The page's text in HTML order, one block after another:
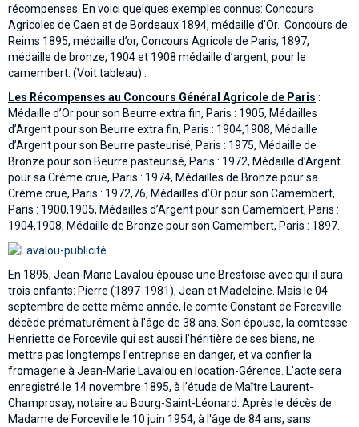
récompenses. En voici quelques exemples connus: Concours
Agricoles de Caen et de Bordeaux 1894, médaille d’Or. Concours de
Reims 1895, médaille d’or, Concours Agricole de Paris, 1897,
médaille de bronze, 1904 et 1908 médaille d’argent, pour le
camembert. (Voit tableau) :
Les Récompenses au Concours Général Agricole de Paris :
Médaille d’Or pour son Beurre extra fin, Paris : 1905, Médailles
d’Argent pour son Beurre extra fin, Paris : 1904,1908, Médaille
d’Argent pour son Beurre pasteurisé, Paris : 1975, Médaille de
Bronze pour son Beurre pasteurisé, Paris : 1972, Médaille d’Argent
pour sa Crème crue, Paris : 1974, Médailles de Bronze pour sa
Crème crue, Paris : 1972,76, Médailles d’Or pour son Camembert,
Paris : 1900,1905, Médailles d’Argent pour son Camembert, Paris :
1904,1908, Médaille de Bronze pour son Camembert, Paris : 1897.
En 1895, Jean-Marie Lavalou épouse une Brestoise avec qui il aura
trois enfants: Pierre (1897-1981), Jean et Madeleine. Mais le 04
septembre de cette même année, le comte Constant de Forceville
décède prématurément à l'âge de 38 ans. Son épouse, la comtesse
Henriette de Forcevile qui est aussi l’héritière de ses biens, ne
mettra pas longtemps l’entreprise en danger, et va confier la
fromagerie à Jean-Marie Lavalou en location-Gérence. L’acte sera
enregistré le 14 novembre 1895, à l’étude de Maître Laurent-
Champrosay, notaire au Bourg-Saint-Léonard. Après le décès de
Madame de Forceville le 10 juin 1954, à l'âge de 84 ans, sans